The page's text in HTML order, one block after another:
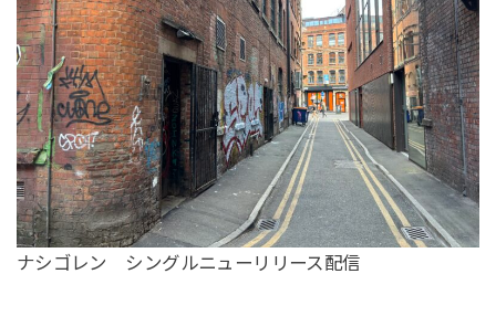
ナシゴレン シングルニューリリース配信